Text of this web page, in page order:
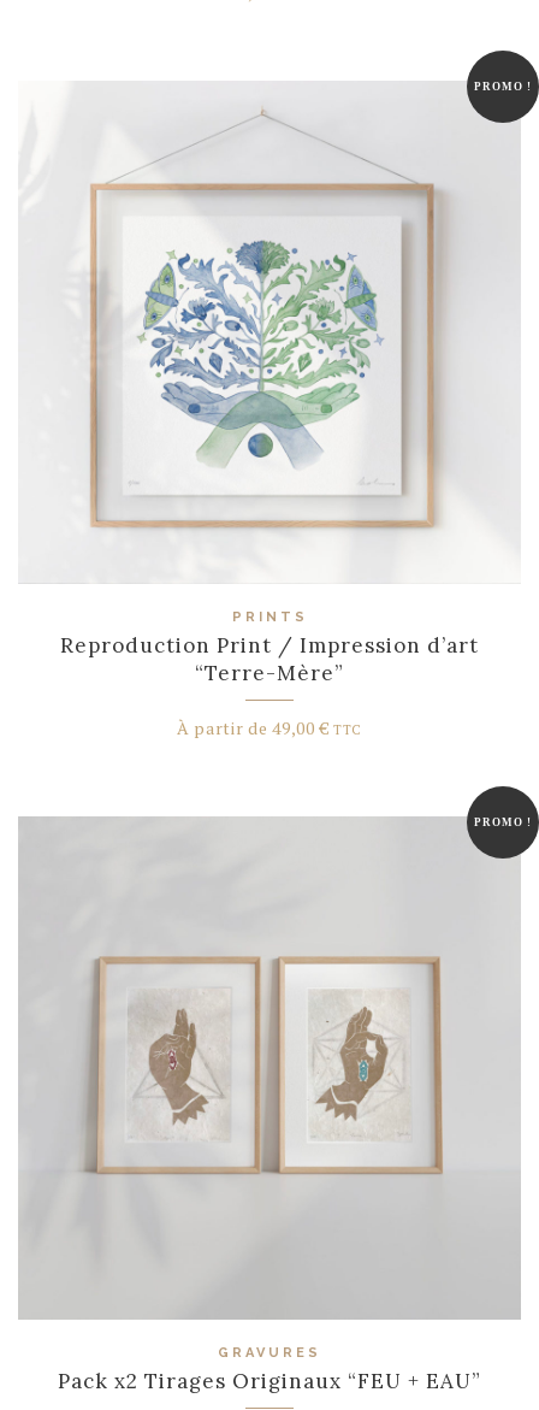
PROMO !
PRINTS
Reproduction Print / Impression d’art
“Terre-Mère”
À partir de49,00€ TTC
PROMO !
GRAVURES
Pack x2 Tirages Originaux “FEU + EAU”